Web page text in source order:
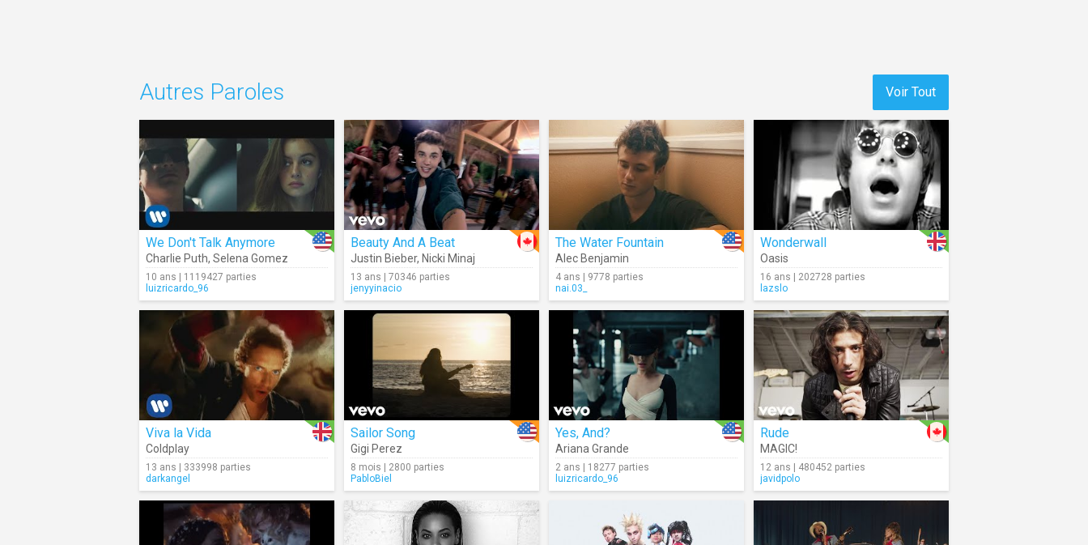
Voir Tout
Autres Paroles
We Don't Talk Anymore
Charlie Puth, Selena Gomez
10 ans | 1119427 parties
luizricardo_96
Beauty And A Beat
Justin Bieber, Nicki Minaj
13 ans | 70346 parties
jenyyinacio
The Water Fountain
Alec Benjamin
4 ans | 9778 parties
nai.03_
Wonderwall
Oasis
16 ans | 202728 parties
lazslo
Viva la Vida
Coldplay
13 ans | 333998 parties
darkangel
Sailor Song
Gigi Perez
8 mois | 2800 parties
PabloBiel
Yes, And?
Ariana Grande
2 ans | 18277 parties
luizricardo_96
Rude
MAGIC!
12 ans | 480452 parties
javidpolo